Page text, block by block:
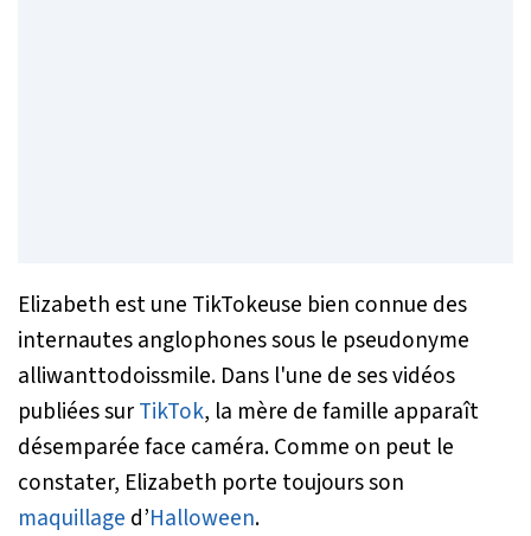
Elizabeth est une TikTokeuse bien connue des
internautes anglophones sous le pseudonyme
alliwanttodoissmile. Dans l'une de ses vidéos
publiées surTikTok, la mère de famille apparaît
désemparée face caméra. Comme on peut le
constater, Elizabeth porte toujours son
maquillage d’Halloween.